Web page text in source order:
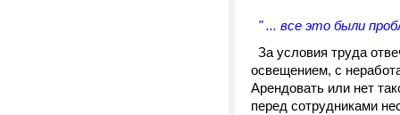
" ... все это были
За условия труда
освещением, с
Арендовать или нет
перед сотрудниками